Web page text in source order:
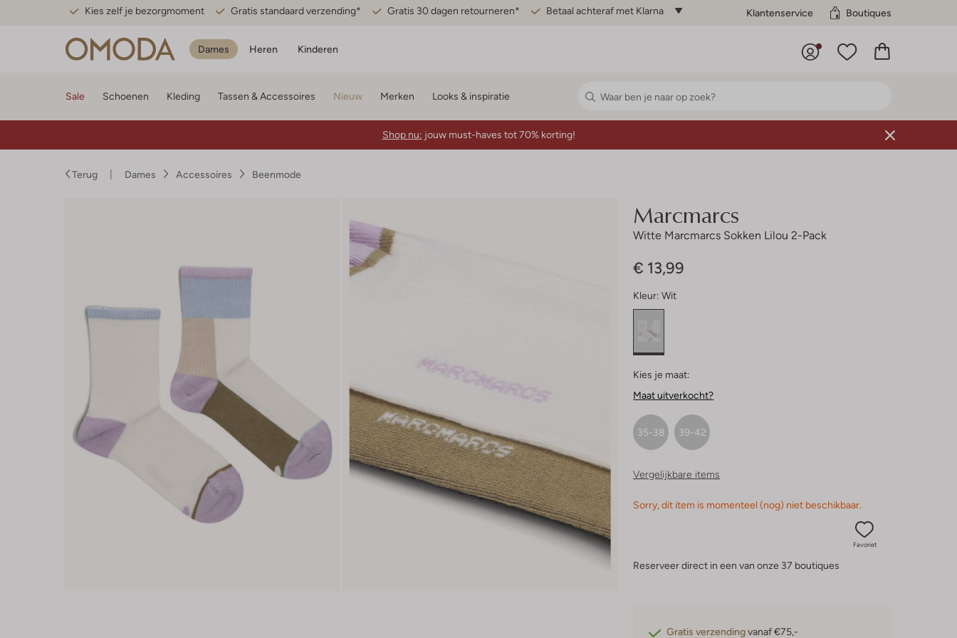
Kies zelf je bezorgmoment Gratis standaard verzending* Gratis 30 dagen retourneren* Betaal achteraf met Klarna Klantenservice Boutiques
Dames Heren Kinderen
Sale Schoenen Kleding Tassen & Accessoires Nieuw Merken Looks & inspiratie
Shop nu: jouw must-haves tot 70% korting!
Terug Dames Accessoires Beenmode
Marcmarcs
Witte Marcmarcs Sokken Lilou 2-Pack
€ 13,99
Kleur: Wit
Kies je maat:
Maat uitverkocht?
35-38 39-42
Vergelijkbare items
Sorry, dit item is momenteel (nog) niet beschikbaar.
Favoriet
Reserveer direct in een van onze 37 boutiques
Gratis verzendingvanaf €75,-